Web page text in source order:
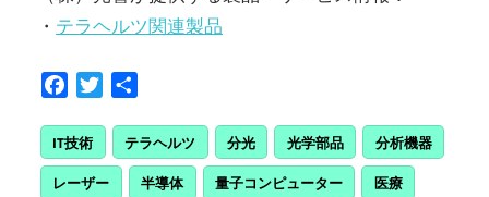
・ テラヘルツ関連製品
FacebookTwitter
IT技術 テラヘルツ 分光 光学部品
分析機器
レーザー
半導体 量子コンピューター
医療